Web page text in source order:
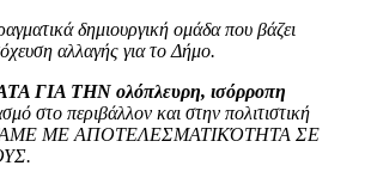
δημιουργική ομάδα που βάζει
αλλαγής για το Δήμο.
ΓΙΑ ΤΗΝ ολόπλευρη, ισόρροπη
στο περιβάλλον και στην πολιτιστική
ΜΕ ΑΠΟΤΕΛΕΣΜΑΤΙΚΌΤΗΤΑ ΣΕ